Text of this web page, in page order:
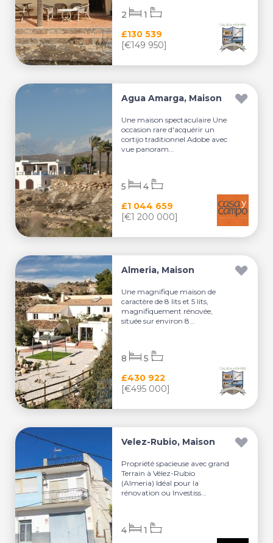
£130 539
[€149 950]
2 1
Agua Amarga, Maison
Une maison spectaculaire Une
occasion rare d'acquérir un
cortijo traditionnel Adobe avec
vue panoram...
£1 044 659
[€1 200 000]
5 4
Almeria, Maison
Une magnifique maison de
caractère de 8 lits et 5 lits,
magnifiquement rénovée,
située sur environ 8...
£430 922
[€495 000]
8 5
Velez-Rubio, Maison
Propriété spacieuse avec grand
Terrain à Vélez-Rubio
(Almeria) Idéal pour la
rénovation ou Investiss...
4 1